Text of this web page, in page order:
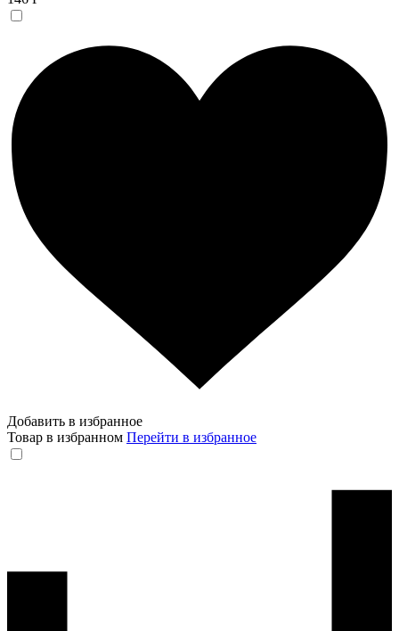
Добавить в избранное
Товар в избранном Перейти в избранное